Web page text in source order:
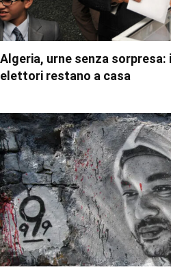
Algeria, urne senza
elettori restano a casa